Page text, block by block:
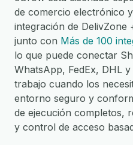
de comercio electrónico
integración de
junto con Más de 100
lo que puede conectar
WhatsApp, FedEx, DHL
trabajo cuando los
entorno seguro y
de ejecución completos,
y control de acceso